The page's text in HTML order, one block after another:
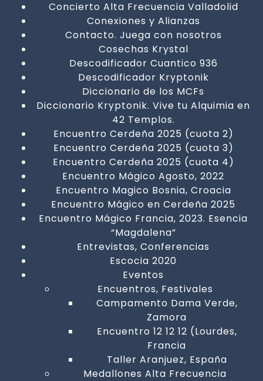
Concierto Alta Frecuencia Valladolid
Conexiones y Alianzas
Contacto. Juega con nosotros
Cosechas Krystal
Descodificador Cuantico 936
Descodificador Kryptonik
Diccionario de los MCFs
Diccionario Kryptonik. Vive tu Alquimia en
42 Templos.
Encuentro Cerdeña 2025 (cuota 2)
Encuentro Cerdeña 2025 (cuota 3)
Encuentro Cerdeña 2025 (cuota 4)
Encuentro Mágico Agosto, 2022
Encuentro Magico Bosnia, Croacia
Encuentro Mágico en Cerdeña 2025
Encuentro Mágico Francia, 2023. Esencia
“Magdalena”
Entrevistas, Conferencias
Escocia 2020
Eventos
Encuentros, Festivales
Campamento Dama Verde,
Zamora
Encuentro 12 12 12 (Lourdes,
Francia
Taller Aranjuez, España
Medallones Alta Frecuencia